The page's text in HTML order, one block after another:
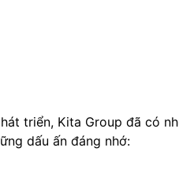
triển, Kita Group đã có
dấu ấn đáng nhớ: